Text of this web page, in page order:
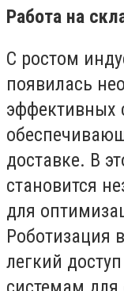
Работа на
С ростом
появилась
эффективных
доставке. В
становится
для
Роботизация
легкий